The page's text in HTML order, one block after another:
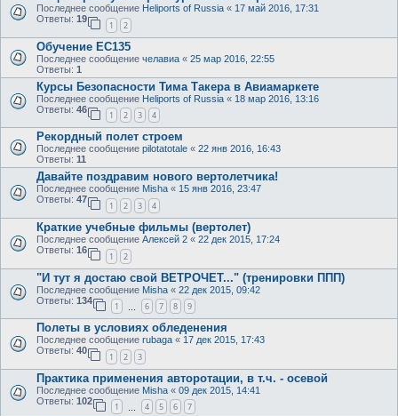
Последнее сообщение Heliports of Russia « 17 май 2016, 17:31
Ответы: 19
1 2
Обучение EC135
Последнее сообщение челавиа « 25 мар 2016, 22:55
Ответы: 1
Курсы Безопасности Тима Такера в Авиамаркете
Последнее сообщение Heliports of Russia « 18 мар 2016, 13:16
Ответы: 46
1 2 3 4
Рекордный полет строем
Последнее сообщение pilotatotale « 22 янв 2016, 16:43
Ответы: 11
Давайте поздравим нового вертолетчика!
Последнее сообщение Misha « 15 янв 2016, 23:47
Ответы: 47
1 2 3 4
Краткие учебные фильмы (вертолет)
Последнее сообщение Алексей 2 « 22 дек 2015, 17:24
Ответы: 16
1 2
"И тут я достаю свой ВЕТРОЧЕТ..." (тренировки ППП)
Последнее сообщение Misha « 22 дек 2015, 09:42
Ответы: 134
1 6 7 8 9
Полеты в условиях обледенения
Последнее сообщение rubaga « 17 дек 2015, 17:43
Ответы: 40
1 2 3
Практика применения авторотации, в т.ч. - осевой
Последнее сообщение Misha « 09 дек 2015, 14:41
Ответы: 102
1 4 5 6 7